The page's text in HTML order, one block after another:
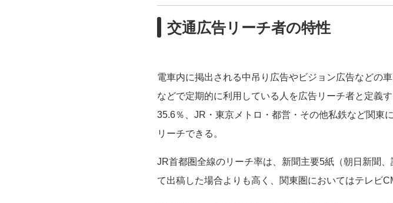
交通広告リーチ者の特性
電車内に掲出される中吊り広告やビジョン広告などの
などで定期的に利用している人を広告リーチ者と定義
35.6％、JR・東京メトロ・都営・その他私鉄など関東
リーチできる。
JR首都圏全線のリーチ率は、新聞主要5紙（朝日新聞
て出稿した場合よりも高く、関東圏においてはテレビ